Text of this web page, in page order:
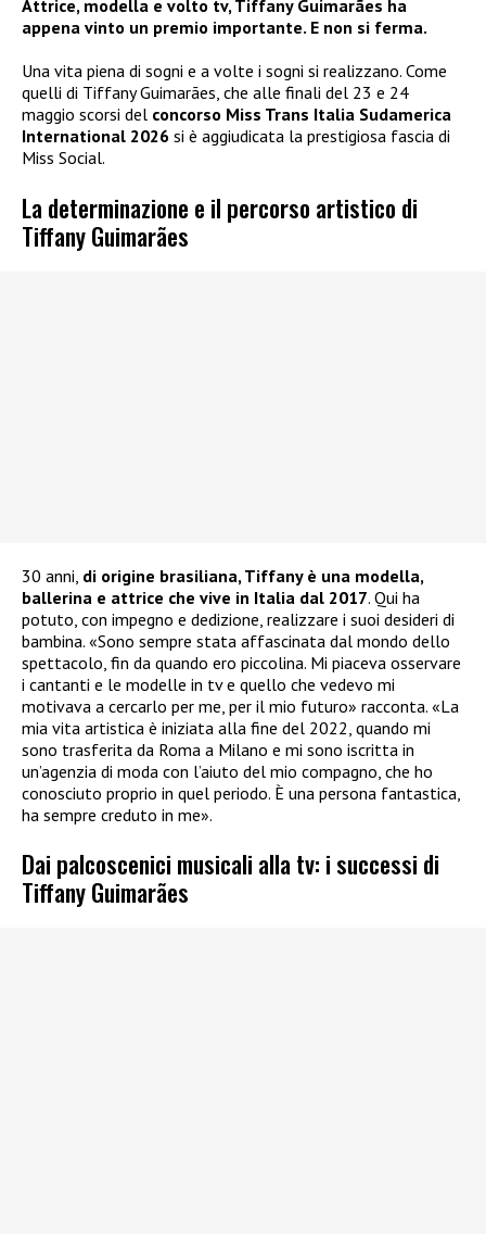
Attrice, modella e volto tv, Tiffany Guimarães ha
appena vinto un premio importante. E non si ferma.
Una vita piena di sogni e a volte i sogni si realizzano. Come
quelli di Tiffany Guimarães, che alle finali del 23 e 24
maggio scorsi del concorso Miss Trans Italia Sudamerica
International 2026 si è aggiudicata la prestigiosa fascia di
Miss Social.
La determinazione e il percorso artistico di
Tiffany Guimarães
30 anni, di origine brasiliana, Tiffany è una modella,
ballerina e attrice che vive in Italia dal 2017. Qui ha
potuto, con impegno e dedizione, realizzare i suoi desideri di
bambina. «Sono sempre stata affascinata dal mondo dello
spettacolo, fin da quando ero piccolina. Mi piaceva osservare
i cantanti e le modelle in tv e quello che vedevo mi
motivava a cercarlo per me, per il mio futuro» racconta. «La
mia vita artistica è iniziata alla fine del 2022, quando mi
sono trasferita da Roma a Milano e mi sono iscritta in
un’agenzia di moda con l’aiuto del mio compagno, che ho
conosciuto proprio in quel periodo. È una persona fantastica,
ha sempre creduto in me».
Dai palcoscenici musicali alla tv: i successi di
Tiffany Guimarães